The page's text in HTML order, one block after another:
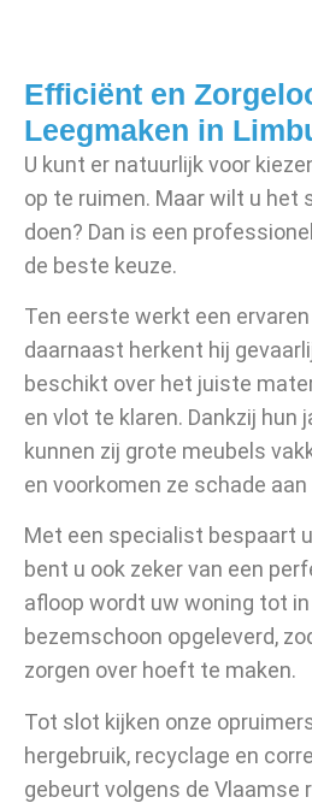
Efficiënt en
Leegmaken in
U kunt er natuurlijk voor
op te ruimen. Maar wilt u het
doen? Dan is een
de beste keuze.
Ten eerste werkt een
daarnaast herkent hij
beschikt over het juiste
en vlot te klaren. Dankzij hun
kunnen zij grote meubels
en voorkomen ze schade aan
Met een specialist bespaart
bent u ook zeker van een
afloop wordt uw woning tot
bezemschoon opgeleverd,
zorgen over hoeft te maken.
Tot slot kijken onze
hergebruik, recyclage en
gebeurt volgens de Vlaamse